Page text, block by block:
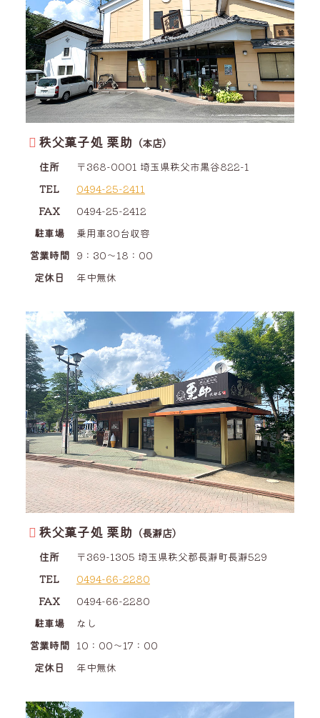
秩父菓子処 栗助 （本店）
住所 〒368-0001 埼玉県秩父市黒谷822-1
TEL
0494-25-2411
FAX
0494-25-2412
駐車場
乗用車30台収容
営業時間 9：30～18：00
定休日
年中無休
秩父菓子処 栗助 （長瀞店）
住所 〒369-1305 埼玉県秩父郡長瀞町長瀞529
TEL
0494-66-2280
FAX
0494-66-2280
駐車場
なし
営業時間 10：00～17：00
定休日
年中無休